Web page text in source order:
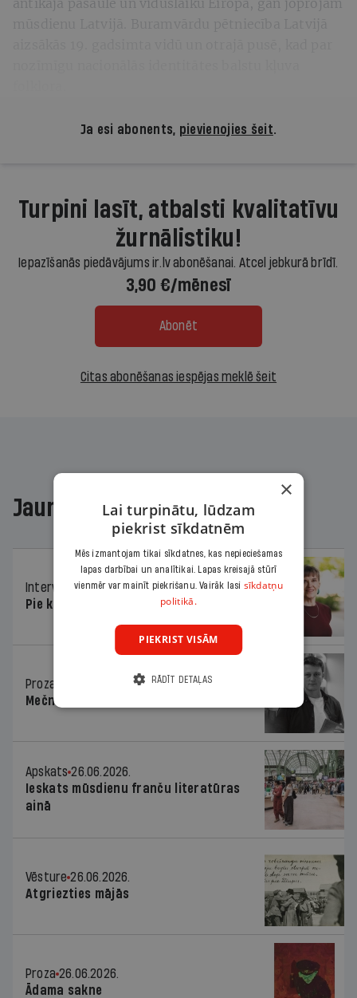
Ja esi abonents, pievienojies šeit.
Turpini lasīt, atbalsti kvalitatīvu
žurnālistiku!
Iepazīšanās piedāvājums ir.lv abonēšanai. Atcel jebkurā brīdī.
3,90 €/mēnesī
Abonēt
Citas abonēšanas iespējas meklē šeit
Jaunākajā žurnālā
Intervija
26.06.2026.
Pie kaimiņiem igauņiem
Proza
Mečnikova ielas divas joslas
Apskats 26.06.2026.
Ieskats mūsdienu franču literatūras
ainā
Vēsture 26.06.2026.
Atgriezties mājās
Proza 26.06.2026.
Ādama sakne
×
Lai turpinātu, lūdzam
piekrist sīkdatnēm
Mēs izmantojam tikai sīkdatnes, kas nepieciešamas
lapas darbībai un analītikai. Lapas kreisajā stūrī
vienmēr var mainīt piekrišanu. Vairāk lasi sīkdatņu
politikā.
PIEKRIST VISĀM
RĀDĪT DETAĻAS